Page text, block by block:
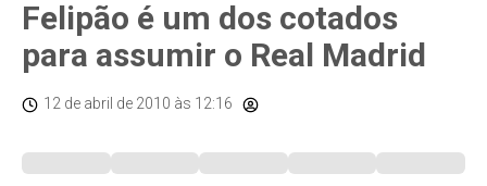
Felipão é um dos cotados
para assumir o Real Madrid
12 de abril de 2010 às 12:16